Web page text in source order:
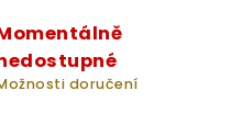
doručení